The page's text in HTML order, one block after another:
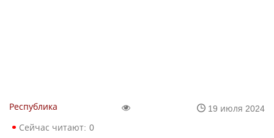
Республика
19 июля 2024
Сейчас читают: 0